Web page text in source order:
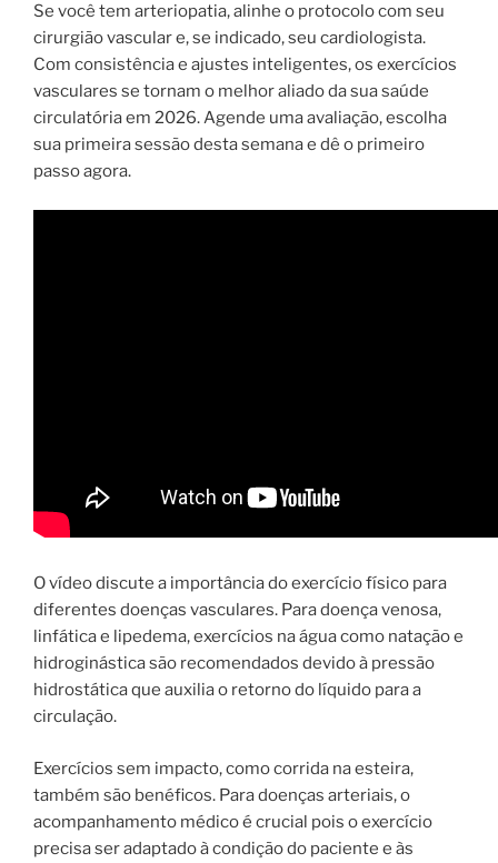
Se você tem arteriopatia, alinhe o protocolo com seu
cirurgião vascular e, se indicado, seu cardiologista.
Com consistência e ajustes inteligentes, os exercícios
vasculares se tornam o melhor aliado da sua saúde
circulatória em 2026. Agende uma avaliação, escolha
sua primeira sessão desta semana e dê o primeiro
passo agora.
O vídeo discute a importância do exercício físico para
diferentes doenças vasculares. Para doença venosa,
linfática e lipedema, exercícios na água como natação e
hidroginástica são recomendados devido à pressão
hidrostática que auxilia o retorno do líquido para a
circulação.
Exercícios sem impacto, como corrida na esteira,
também são benéficos. Para doenças arteriais, o
acompanhamento médico é crucial pois o exercício
precisa ser adaptado à condição do paciente e às